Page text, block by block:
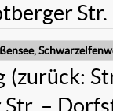
Str.
(zurück:
–